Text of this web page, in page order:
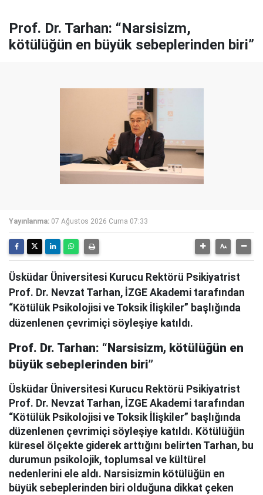
Prof. Dr. Tarhan: “Narsisizm,
kötülüğün en büyük sebeplerinden biri”
Yayınlanma: 07 Ağustos 2026 Cuma 07:33
Üsküdar Üniversitesi Kurucu Rektörü Psikiyatrist
Prof. Dr. Nevzat Tarhan, İZGE Akademi tarafından
“Kötülük Psikolojisi ve Toksik İlişkiler” başlığında
düzenlenen çevrimiçi söyleşiye katıldı.
Prof. Dr. Tarhan: “Narsisizm, kötülüğün en
büyük sebeplerinden biri”
Üsküdar Üniversitesi Kurucu Rektörü Psikiyatrist
Prof. Dr. Nevzat Tarhan, İZGE Akademi tarafından
“Kötülük Psikolojisi ve Toksik İlişkiler” başlığında
düzenlenen çevrimiçi söyleşiye katıldı. Kötülüğün
küresel ölçekte giderek arttığını belirten Tarhan, bu
durumun psikolojik, toplumsal ve kültürel
nedenlerini ele aldı. Narsisizmin kötülüğün en
büyük sebeplerinden biri olduğuna dikkat çeken